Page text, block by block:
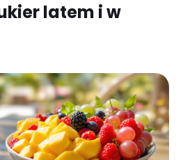
latem i w